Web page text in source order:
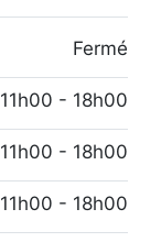
Fermé
11h00 - 18h00
11h00 - 18h00
11h00 - 18h00